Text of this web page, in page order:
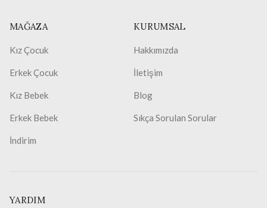
MAĞAZA
Kız Çocuk
Erkek Çocuk
Kız Bebek
Erkek Bebek
İndirim
KURUMSAL
Hakkımızda
İletişim
Blog
Sıkça Sorulan Sorular
YARDIM